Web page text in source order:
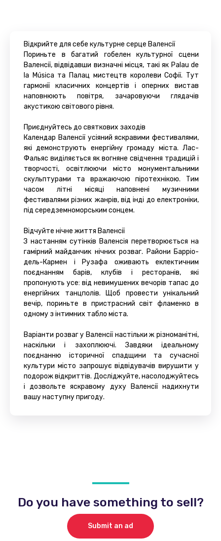
Відкрийте для себе культурне серце Валенсії
Пориньте в багатий гобелен культурної сцени
Валенсії, відвідавши визначні місця, такі як Palau de
la Música та Палац мистецтв королеви Софії. Тут
гармонії класичних концертів і оперних вистав
наповнюють повітря, зачаровуючи глядачів
акустикою світового рівня.
Приєднуйтесь до святкових заходів
Календар Валенсії усіяний яскравими фестивалями,
які демонструють енергійну громаду міста. Лас-
Фальяс виділяється як вогняне свідчення традицій і
творчості, освітлюючи місто монументальними
скульптурами та вражаючою піротехнікою. Тим
часом літні місяці наповнені музичними
фестивалями різних жанрів, від інді до електроніки,
під середземноморським сонцем.
Відчуйте нічне життя Валенсії
З настанням сутінків Валенсія перетворюється на
гамірний майданчик нічних розваг. Райони Барріо-
дель-Кармен і Рузафа оживають еклектичним
поєднанням барів, клубів і ресторанів, які
пропонують усе: від невимушених вечорів тапас до
енергійних танцполів. Щоб провести унікальний
вечір, пориньте в пристрасний світ фламенко в
одному з інтимних табло міста.
Варіанти розваг у Валенсії настільки ж різноманітні,
наскільки і захоплюючі. Завдяки ідеальному
поєднанню історичної спадщини та сучасної
культури місто запрошує відвідувачів вирушити у
подорож відкриттів. Досліджуйте, насолоджуйтесь
і дозвольте яскравому духу Валенсії надихнути
вашу наступну пригоду.
Do you have something to sell?
Submit an ad